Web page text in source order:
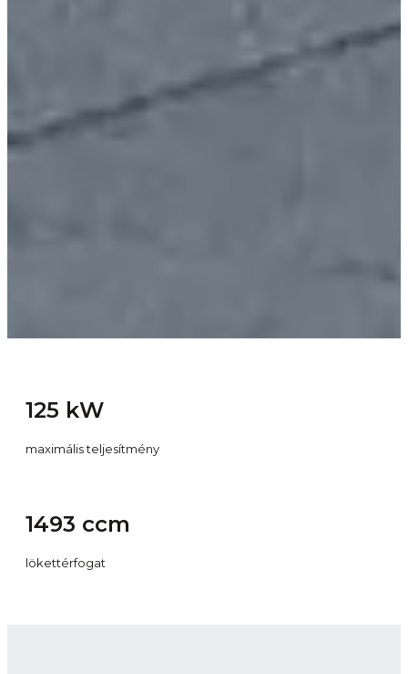
125 kW
maximális teljesítmény
1493 ccm
lökettérfogat